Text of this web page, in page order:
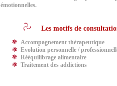
émotionnelles.
Les motifs de
Accompagnement thérapeutique
Evolution personnelle /
Rééquilibrage alimentaire
Traitement des addictions